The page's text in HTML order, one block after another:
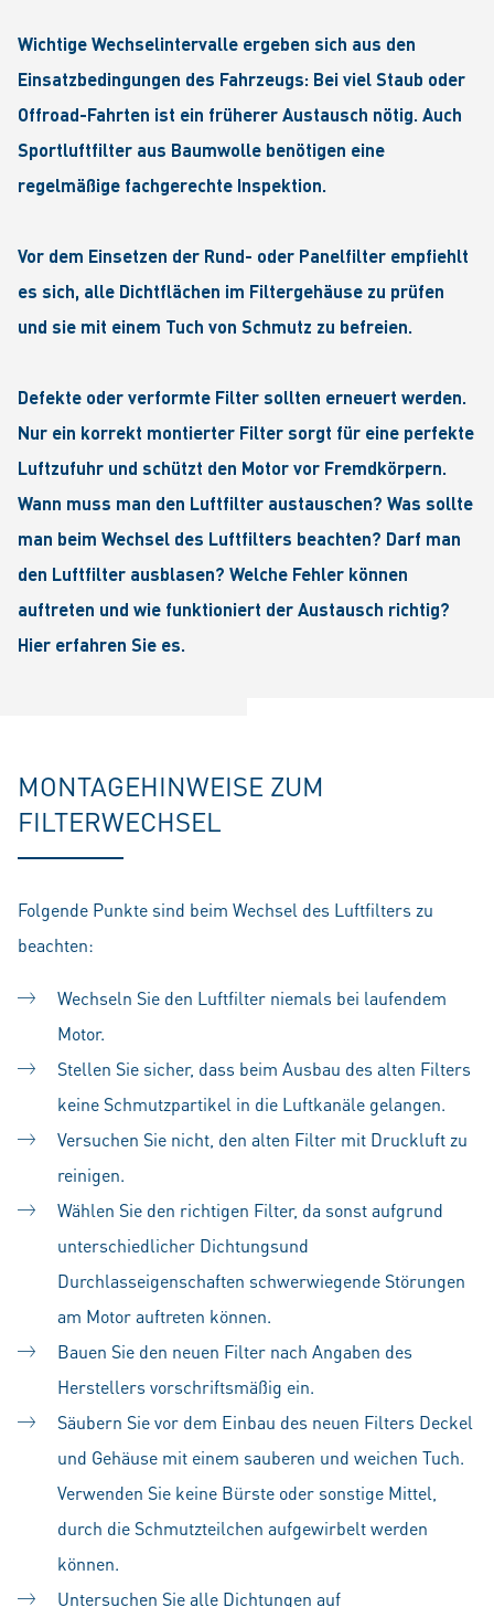
Wichtige Wechselintervalle ergeben sich aus den
Einsatzbedingungen des Fahrzeugs: Bei viel Staub oder
Offroad-Fahrten ist ein früherer Austausch nötig. Auch
Sportluftfilter aus Baumwolle benötigen eine
regelmäßige fachgerechte Inspektion.
Vor dem Einsetzen der Rund- oder Panelfilter empfiehlt
es sich, alle Dichtflächen im Filtergehäuse zu prüfen
und sie mit einem Tuch von Schmutz zu befreien.
Defekte oder verformte Filter sollten erneuert werden.
Nur ein korrekt montierter Filter sorgt für eine perfekte
Luftzufuhr und schützt den Motor vor Fremdkörpern.
Wann muss man den Luftfilter austauschen? Was sollte
man beim Wechsel des Luftfilters beachten? Darf man
den Luftfilter ausblasen? Welche Fehler können
auftreten und wie funktioniert der Austausch richtig?
Hier erfahren Sie es.
MONTAGEHINWEISE ZUM
FILTERWECHSEL
Folgende Punkte sind beim Wechsel des Luftfilters zu
beachten:
Wechseln Sie den Luftfilter niemals bei laufendem
Motor.
Stellen Sie sicher, dass beim Ausbau des alten Filters
keine Schmutzpartikel in die Luftkanäle gelangen.
Versuchen Sie nicht, den alten Filter mit Druckluft zu
reinigen.
Wählen Sie den richtigen Filter, da sonst aufgrund
unterschiedlicher Dichtungsund
Durchlasseigenschaften schwerwiegende Störungen
am Motor auftreten können.
Bauen Sie den neuen Filter nach Angaben des
Herstellers vorschriftsmäßig ein.
Säubern Sie vor dem Einbau des neuen Filters Deckel
und Gehäuse mit einem sauberen und weichen Tuch.
Verwenden Sie keine Bürste oder sonstige Mittel,
durch die Schmutzteilchen aufgewirbelt werden
können.
Untersuchen Sie alle Dichtungen auf